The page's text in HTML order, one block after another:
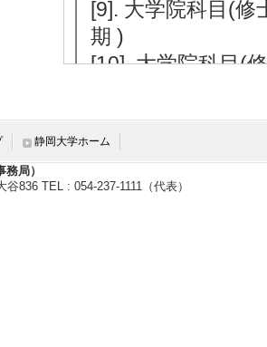
[9]. 大学院科目(修
期 )
[10]. 大学院科目(
[11]. 学部専門科
静岡大学ホーム
局）
836 TEL : 054-237-1111（代表）